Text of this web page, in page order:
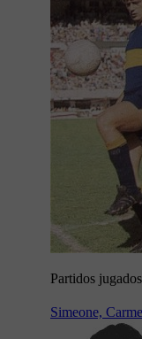
Partidos
Simeone,